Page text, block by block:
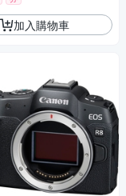
加入購物車